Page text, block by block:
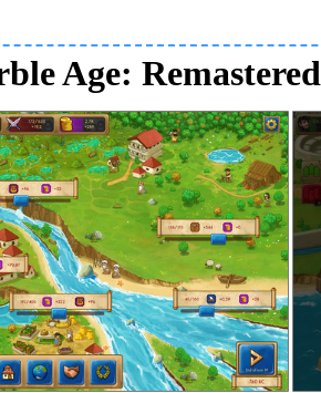
Age: Remastered